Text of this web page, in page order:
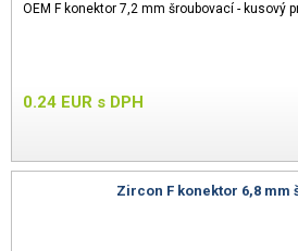
OEM F konektor 7,2 mm šroubovací - kusový
0.24 EUR s DPH
Zircon F konektor 6,8 mm